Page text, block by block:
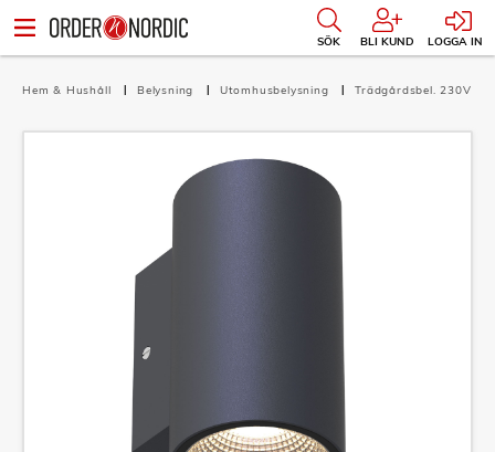
SÖK BLI KUND LOGGA IN
Hem & Hushåll Belysning Utomhusbelysning Trädgårdsbel. 230V